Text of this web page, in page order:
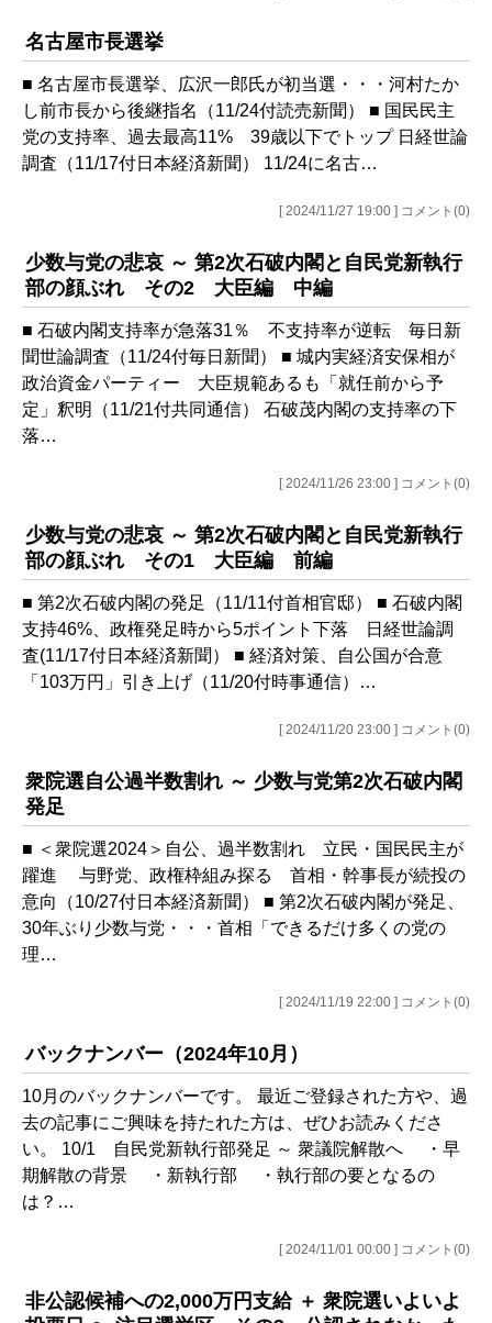
名古屋市長選挙
■ 名古屋市長選挙、広沢一郎氏が初当選・・・河村たか
し前市長から後継指名（11/24付読売新聞） ■ 国民民主
党の支持率、過去最高11% 39歳以下でトップ 日経世論
調査（11/17付日本経済新聞） 11/24に名古…
[ 2024/11/27 19:00 ] コメント(0)
少数与党の悲哀 ～ 第2次石破内閣と自民党新執行
部の顔ぶれ その2 大臣編 中編
■ 石破内閣支持率が急落31％ 不支持率が逆転 毎日新
聞世論調査（11/24付毎日新聞） ■ 城内実経済安保相が
政治資金パーティー 大臣規範あるも「就任前から予
定」釈明（11/21付共同通信） 石破茂内閣の支持率の下
落…
[ 2024/11/26 23:00 ] コメント(0)
少数与党の悲哀 ～ 第2次石破内閣と自民党新執行
部の顔ぶれ その1 大臣編 前編
■ 第2次石破内閣の発足（11/11付首相官邸） ■ 石破内閣
支持46%、政権発足時から5ポイント下落 日経世論調
査(11/17付日本経済新聞） ■ 経済対策、自公国が合意
「103万円」引き上げ（11/20付時事通信）…
[ 2024/11/20 23:00 ] コメント(0)
衆院選自公過半数割れ ～ 少数与党第2次石破内閣
発足
■ ＜衆院選2024＞自公、過半数割れ 立民・国民民主が
躍進 与野党、政権枠組み探る 首相・幹事長が続投の
意向（10/27付日本経済新聞） ■ 第2次石破内閣が発足、
30年ぶり少数与党・・・首相「できるだけ多くの党の
理…
[ 2024/11/19 22:00 ] コメント(0)
バックナンバー（2024年10月）
10月のバックナンバーです。 最近ご登録された方や、過
去の記事にご興味を持たれた方は、ぜひお読みくださ
い。 10/1 自民党新執行部発足 ～ 衆議院解散へ ・早
期解散の背景 ・新執行部 ・執行部の要となるの
は？…
[ 2024/11/01 00:00 ] コメント(0)
非公認候補への2,000万円支給 ＋ 衆院選いよいよ